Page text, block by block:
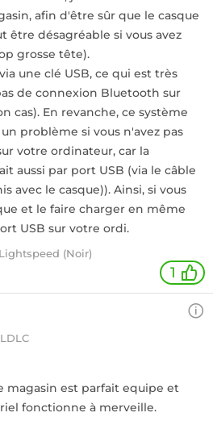
afin d'être sûr que le casque
être désagréable si vous avez
grosse tête).
une clé USB, ce qui est très
de connexion Bluetooth sur
cas). En revanche, ce système
problème si vous n'avez pas
votre ordinateur, car la
aussi par port USB (via le câble
avec le casque)). Ainsi, si vous
et le faire charger en même
USB sur votre ordi.
(Noir)
1
magasin est parfait equipe et
fonctionne à merveille.